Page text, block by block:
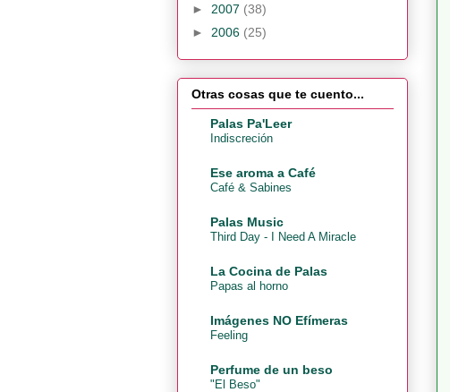
► 2007 (38)
► 2006 (25)
Otras cosas que te cuento...
Palas Pa'Leer
Indiscreción
Ese aroma a Café
Café & Sabines
Palas Music
Third Day - I Need A Miracle
La Cocina de Palas
Papas al horno
Imágenes NO Efímeras
Feeling
Perfume de un beso
"El Beso"